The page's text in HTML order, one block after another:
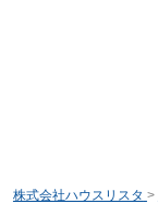
株式会社ハウスリスタ >